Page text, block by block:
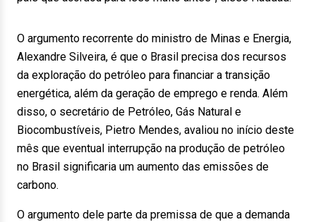
O argumento recorrente do ministro de Minas e Energia,
Alexandre Silveira, é que o Brasil precisa dos recursos
da exploração do petróleo para financiar a transição
energética, além da geração de emprego e renda. Além
disso, o secretário de Petróleo, Gás Natural e
Biocombustíveis, Pietro Mendes, avaliou no início deste
mês que eventual interrupção na produção de petróleo
no Brasil significaria um aumento das emissões de
carbono.
O argumento dele parte da premissa de que a demanda